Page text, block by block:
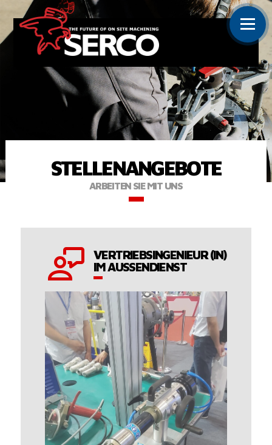
STELLENANGEBOTE
ARBEITEN SIE MIT UNS
VERTRIEBSINGENIEUR (IN)
IM AUSSENDIENST